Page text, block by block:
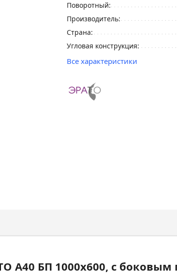
Поворотный:
Производитель:
Страна:
Угловая конструкция:
Все характеристики
А40 БП 1000x600, с